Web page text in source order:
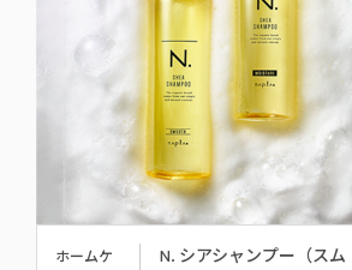
ホームケ
N. シアシャンプー（スム